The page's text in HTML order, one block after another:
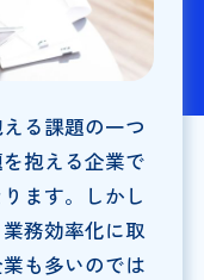
る課題の一つ
抱える企業で
ます。しかし
務効率化に取
も多いのでは